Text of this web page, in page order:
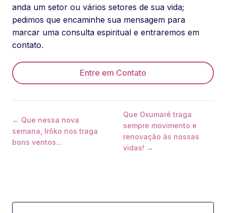
anda um setor ou vários setores de sua vida;
pedimos que encaminhe sua mensagem para
marcar uma consulta espiritual e entraremos em
contato.
Entre em Contato
← Que nessa nova
semana, Irôko nos traga
bons ventos...
Que Oxumarê traga
sempre movimento e
renovação às nossas
vidas! →